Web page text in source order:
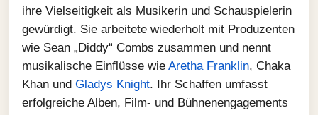
ihre Vielseitigkeit als Musikerin und Schauspielerin
gewürdigt. Sie arbeitete wiederholt mit Produzenten
wie Sean „Diddy“ Combs zusammen und nennt
musikalische Einflüsse wie Aretha Franklin, Chaka
Khan und Gladys Knight. Ihr Schaffen umfasst
erfolgreiche Alben, Film‑ und Bühnenengagements